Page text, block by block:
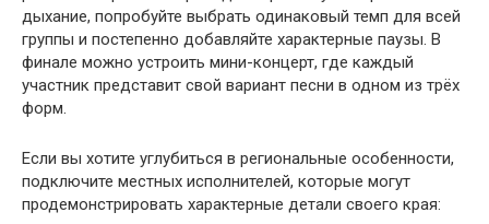
дыхание, попробуйте выбрать одинаковый темп для всей
группы и постепенно добавляйте характерные паузы. В
финале можно устроить мини-концерт, где каждый
участник представит свой вариант песни в одном из трёх
форм.
Если вы хотите углубиться в региональные особенности,
подключите местных исполнителей, которые могут
продемонстрировать характерные детали своего края: